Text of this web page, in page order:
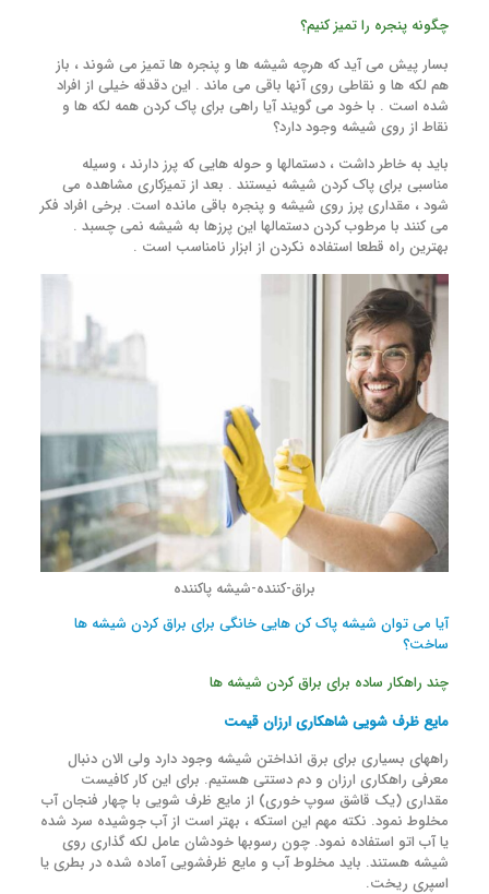
چگونه پنجره را تمیز کنیم؟
بسار پیش می آید که هرچه شیشه ها و پنجره ها تمیز می شوند ، باز
هم لکه ها و نقاطی روی آنها باقی می ماند . این دقدقه خیلی از افراد
شده است . با خود می گویند آیا راهی برای پاک کردن همه لکه ها و
نقاط از روی شیشه وجود دارد؟
باید به خاطر داشت ، دستمالها و حوله هایی که پرز دارند ، وسیله
مناسبی برای پاک کردن شیشه نیستند . بعد از تمیزکاری مشاهده می
شود ، مقداری پرز روی شیشه و پنجره باقی مانده است. برخی افراد فکر
می کنند با مرطوب کردن دستمالها این پرزها به شیشه نمی چسبد .
بهترین راه قطعا استفاده نکردن از ابزار نامناسب است .
براق-کننده-شیشه پاکننده
آیا می توان شیشه پاک کن هایی خانگی برای براق کردن شیشه ها
ساخت؟
چند راهکار ساده برای براق کردن شیشه ها
مایع ظرف شویی شاهکاری ارزان قیمت
راههای بسیاری برای برق انداختن شیشه وجود دارد ولی الان دنبال
معرفی راهکاری ارزان و دم دستتی هستیم. برای این کار کافیست
مقداری (یک قاشق سوپ خوری) از مایع ظرف شویی با چهار فنجان آب
مخلوط نمود. نکته مهم این استکه ، بهتر است از آب جوشیده سرد شده
یا آب اتو استفاده نمود. چون رسوبها خودشان عامل لکه گذاری روی
شیشه هستند. باید مخلوط آب و مایع ظرفشویی آماده شده در بطری یا
اسپری ریخت.